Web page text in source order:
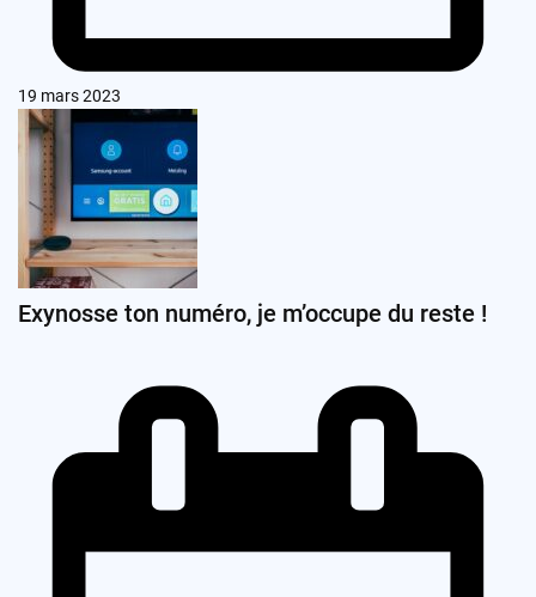
19 mars 2023
Exynosse ton numéro, je m’occupe du reste !